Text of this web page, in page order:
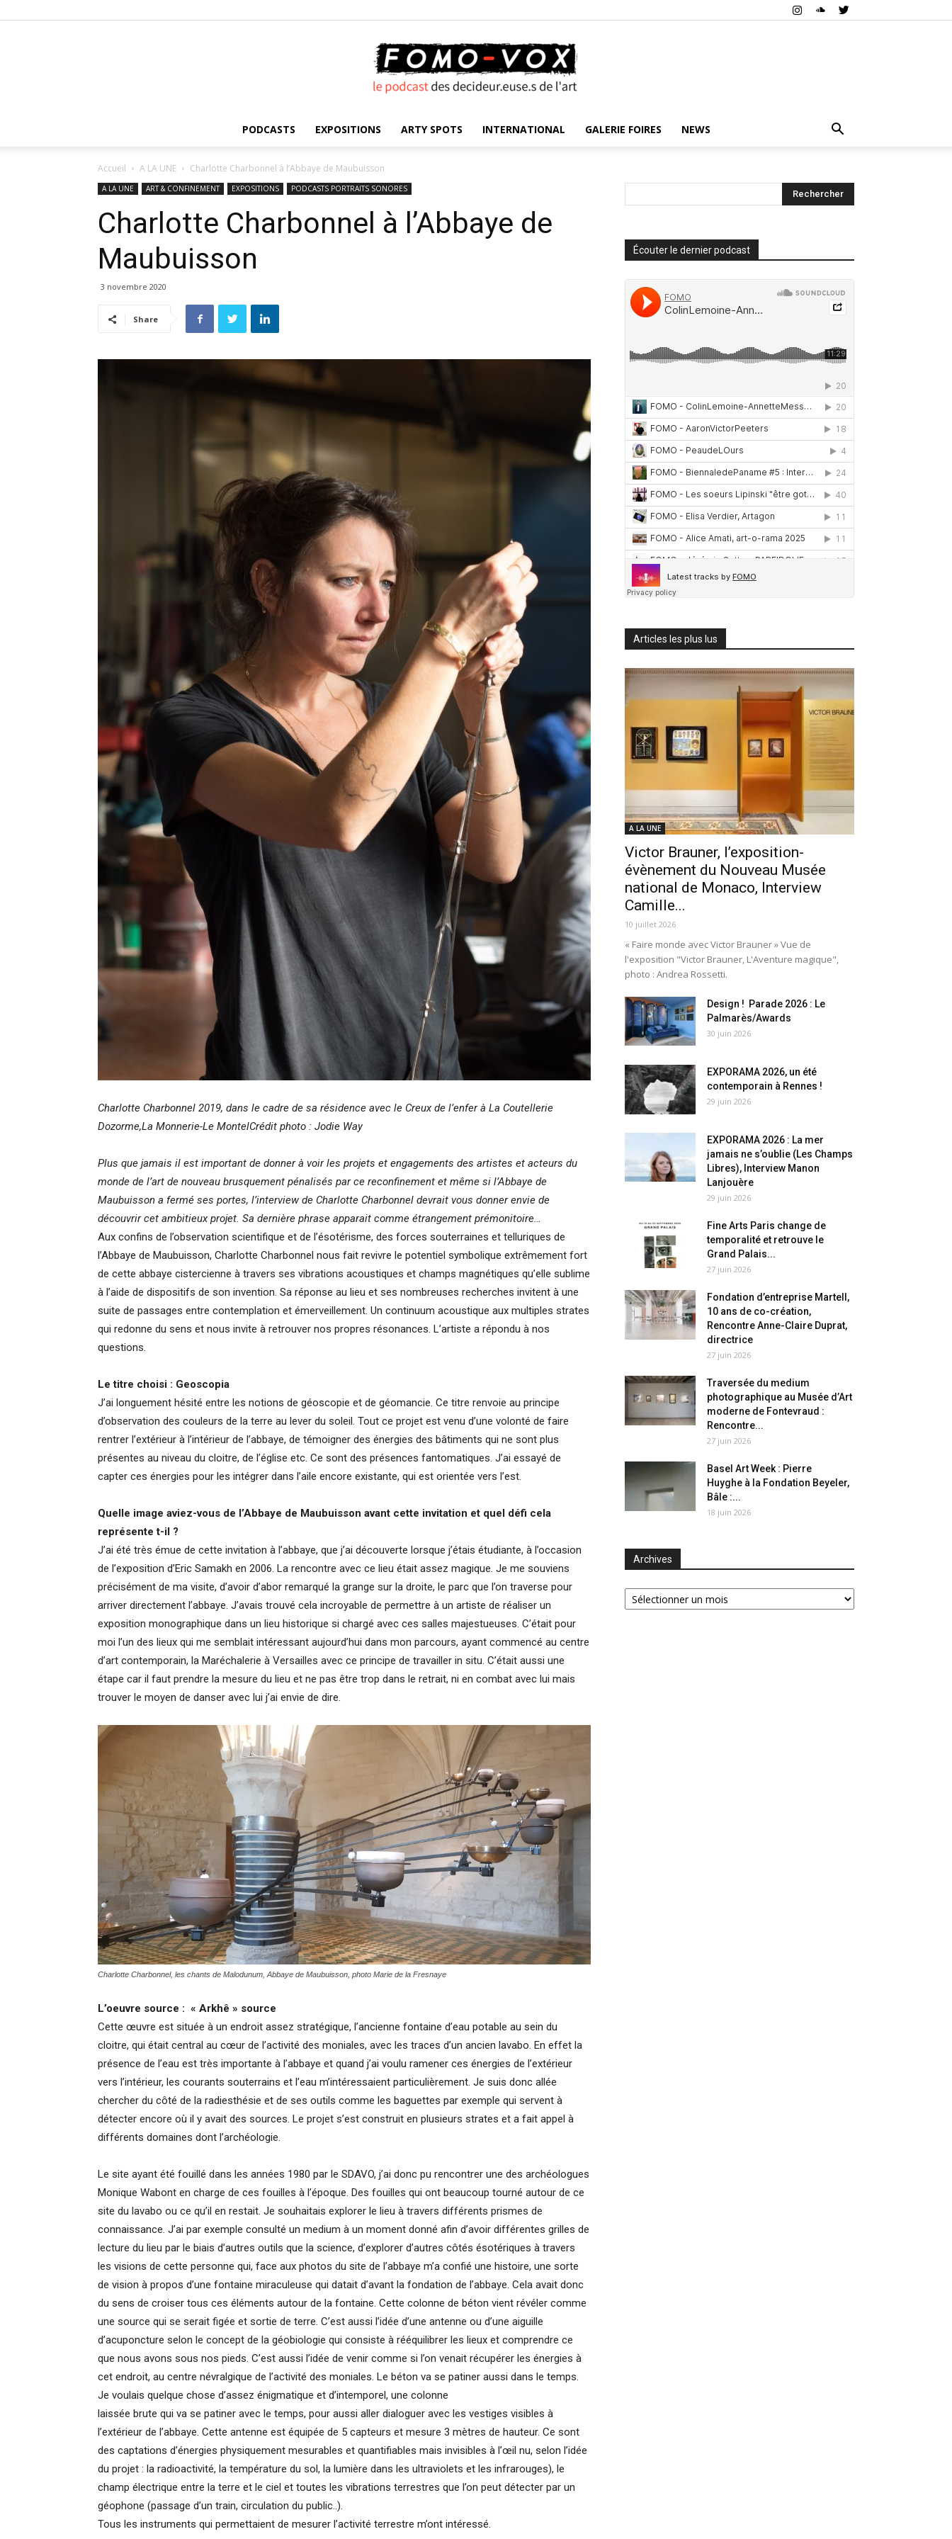
VOX
PODCASTS EXPOSITIONS ARTY SPOTS INTERNATIONAL GALERIE FOIRES NEWS
Accueil A LA UNE Charlotte Charbonnel à l’Abbaye de Maubuisson
A LA UNE ART & CONFINEMENT EXPOSITIONS PODCASTS PORTRAITS SONORES
Charlotte Charbonnel à l’Abbaye de
Maubuisson
3 novembre 2020
Share
Charlotte Charbonnel 2019, dans le cadre de sa résidence avec le Creux de l’enfer à La Coutellerie
Dozorme,La Monnerie-Le MontelCrédit photo : Jodie Way
Plus que jamais il est important de donner à voir les projets et engagements des artistes et acteurs du
monde de l’art de nouveau brusquement pénalisés par ce reconfinement et même si l’Abbaye de
Maubuisson a fermé ses portes, l’interview de Charlotte Charbonnel devrait vous donner envie de
découvrir cet ambitieux projet. Sa dernière phrase apparait comme étrangement prémonitoire…
Aux confins de l’observation scientifique et de l’ésotérisme, des forces souterraines et telluriques de
l’Abbaye de Maubuisson, Charlotte Charbonnel nous fait revivre le potentiel symbolique extrêmement fort
de cette abbaye cistercienne à travers ses vibrations acoustiques et champs magnétiques qu’elle sublime
à l’aide de dispositifs de son invention. Sa réponse au lieu et ses nombreuses recherches invitent à une
suite de passages entre contemplation et émerveillement. Un continuum acoustique aux multiples strates
qui redonne du sens et nous invite à retrouver nos propres résonances. L’artiste a répondu à nos
questions.
Le titre choisi : Geoscopia
J’ai longuement hésité entre les notions de géoscopie et de géomancie. Ce titre renvoie au principe
d’observation des couleurs de la terre au lever du soleil. Tout ce projet est venu d’une volonté de faire
rentrer l’extérieur à l’intérieur de l’abbaye, de témoigner des énergies des bâtiments qui ne sont plus
présentes au niveau du cloitre, de l’église etc. Ce sont des présences fantomatiques. J’ai essayé de
capter ces énergies pour les intégrer dans l’aile encore existante, qui est orientée vers l’est.
Quelle image aviez-vous de l’Abbaye de Maubuisson avant cette invitation et quel défi cela
représente t-il ?
J’ai été très émue de cette invitation à l’abbaye, que j’ai découverte lorsque j’étais étudiante, à l’occasion
de l’exposition d’Eric Samakh en 2006. La rencontre avec ce lieu était assez magique. Je me souviens
précisément de ma visite, d’avoir d’abor remarqué la grange sur la droite, le parc que l’on traverse pour
arriver directement l’abbaye. J’avais trouvé cela incroyable de permettre à un artiste de réaliser un
exposition monographique dans un lieu historique si chargé avec ces salles majestueuses. C’était pour
moi l’un des lieux qui me semblait intéressant aujourd’hui dans mon parcours, ayant commencé au centre
d’art contemporain, la Maréchalerie à Versailles avec ce principe de travailler in situ. C’était aussi une
étape car il faut prendre la mesure du lieu et ne pas être trop dans le retrait, ni en combat avec lui mais
trouver le moyen de danser avec lui j’ai envie de dire.
Charlotte Charbonnel, les chants de Malodunum, Abbaye de Maubuisson, photo Marie de la Fresnaye
L’oeuvre source : « Arkhê » source
Cette œuvre est située à un endroit assez stratégique, l’ancienne fontaine d’eau potable au sein du
cloitre, qui était central au cœur de l’activité des moniales, avec les traces d’un ancien lavabo. En effet la
présence de l’eau est très importante à l’abbaye et quand j’ai voulu ramener ces énergies de l’extérieur
vers l’intérieur, les courants souterrains et l’eau m’intéressaient particulièrement. Je suis donc allée
chercher du côté de la radiesthésie et de ses outils comme les baguettes par exemple qui servent à
détecter encore où il y avait des sources. Le projet s’est construit en plusieurs strates et a fait appel à
différents domaines dont l’archéologie.
Le site ayant été fouillé dans les années 1980 par le SDAVO, j’ai donc pu rencontrer une des archéologues
Monique Wabont en charge de ces fouilles à l’époque. Des fouilles qui ont beaucoup tourné autour de ce
site du lavabo ou ce qu’il en restait. Je souhaitais explorer le lieu à travers différents prismes de
connaissance. J’ai par exemple consulté un medium à un moment donné afin d’avoir différentes grilles de
lecture du lieu par le biais d’autres outils que la science, d’explorer d’autres côtés ésotériques à travers
les visions de cette personne qui, face aux photos du site de l’abbaye m’a confié une histoire, une sorte
de vision à propos d’une fontaine miraculeuse qui datait d’avant la fondation de l’abbaye. Cela avait donc
du sens de croiser tous ces éléments autour de la fontaine. Cette colonne de béton vient révéler comme
une source qui se serait figée et sortie de terre. C’est aussi l’idée d’une antenne ou d’une aiguille
d’acuponcture selon le concept de la géobiologie qui consiste à rééquilibrer les lieux et comprendre ce
que nous avons sous nos pieds. C’est aussi l’idée de venir comme si l’on venait récupérer les énergies à
cet endroit, au centre névralgique de l’activité des moniales. Le béton va se patiner aussi dans le temps.
Je voulais quelque chose d’assez énigmatique et d’intemporel, une colonne
laissée brute qui va se patiner avec le temps, pour aussi aller dialoguer avec les vestiges visibles à
l’extérieur de l’abbaye. Cette antenne est équipée de 5 capteurs et mesure 3 mètres de hauteur. Ce sont
des captations d’énergies physiquement mesurables et quantifiables mais invisibles à l’œil nu, selon l’idée
du projet : la radioactivité, la température du sol, la lumière dans les ultraviolets et les infrarouges), le
champ électrique entre la terre et le ciel et toutes les vibrations terrestres que l’on peut détecter par un
géophone (passage d’un train, circulation du public..).
Tous les instruments qui permettaient de mesurer l’activité terrestre m’ont intéressé.
Écouter le dernier podcast
Articles les plus lus
A LA UNE
Victor Brauner, l’exposition-
évènement du Nouveau Musée
national de Monaco, Interview
Camille...
10 juillet 2026
« Faire monde avec Victor Brauner » Vue de
l'exposition "Victor Brauner, L'Aventure magique",
photo : Andrea Rossetti.
Design ! Parade 2026 : Le
Palmarès/Awards
30 juin 2026
EXPORAMA 2026, un été
contemporain à Rennes !
29 juin 2026
EXPORAMA 2026 : La mer
jamais ne s’oublie (Les Champs
Libres), Interview Manon
Lanjouère
29 juin 2026
Fine Arts Paris change de
temporalité et retrouve le
Grand Palais...
27 juin 2026
Fondation d’entreprise Martell,
10 ans de co-création,
Rencontre Anne-Claire Duprat,
directrice
27 juin 2026
Traversée du medium
photographique au Musée d’Art
moderne de Fontevraud :
Rencontre...
27 juin 2026
Basel Art Week : Pierre
Huyghe à la Fondation Beyeler,
Bâle :...
18 juin 2026
Archives
Archives